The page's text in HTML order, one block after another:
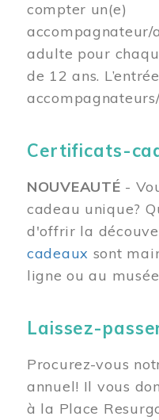
compter un(e)
accompagnateur/
adulte pour
de 12 ans.
Certificats-
NOUVEAUTÉ -
cadeau unique?
d'offrir la
cadeaux sont
ligne ou au
Laissez-
Procurez-vous
annuel! Il vous
à la Place